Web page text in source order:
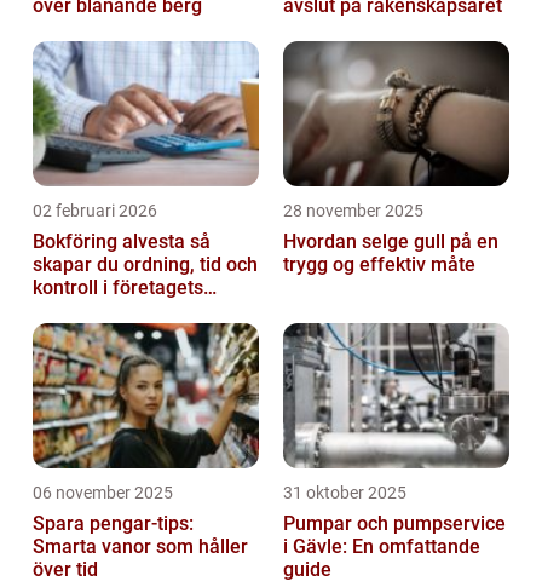
över blånande berg
avslut på räkenskapsåret
02 februari 2026
Bokföring alvesta så
skapar du ordning, tid och
kontroll i företagets
28 november 2025
Hvordan selge gull på en
trygg og effektiv måte
06 november 2025
Spara pengar-tips:
Smarta vanor som håller
över tid
31 oktober 2025
Pumpar och pumpservice
i Gävle: En omfattande
guide